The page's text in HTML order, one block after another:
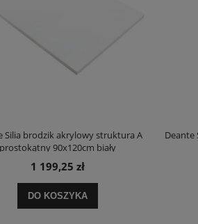
A
Deante Silia grzejnik